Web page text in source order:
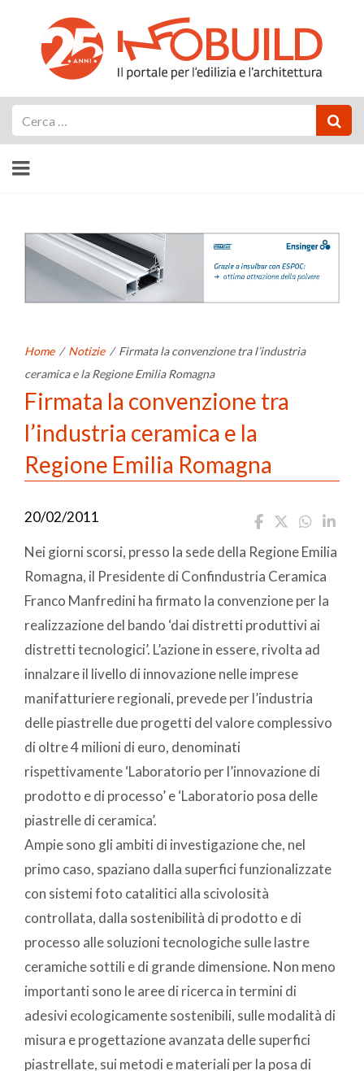
Home / Notizie / Firmata la convenzione tra l’industria
ceramica e la Regione Emilia Romagna
Firmata la convenzione tra
l’industria ceramica e la
Regione Emilia Romagna
20/02/2011
Nei giorni scorsi, presso la sede della Regione Emilia
Romagna, il Presidente di Confindustria Ceramica
Franco Manfredini ha firmato la convenzione per la
realizzazione del bando ‘dai distretti produttivi ai
distretti tecnologici’. L’azione in essere, rivolta ad
innalzare il livello di innovazione nelle imprese
manifatturiere regionali, prevede per l’industria
delle piastrelle due progetti del valore complessivo
di oltre 4 milioni di euro, denominati
rispettivamente ‘Laboratorio per l’innovazione di
prodotto e di processo’ e ‘Laboratorio posa delle
piastrelle di ceramica’.
Ampie sono gli ambiti di investigazione che, nel
primo caso, spaziano dalla superfici funzionalizzate
con sistemi foto catalitici alla scivolosità
controllata, dalla sostenibilità di prodotto e di
processo alle soluzioni tecnologiche sulle lastre
ceramiche sottili e di grande dimensione. Non meno
importanti sono le aree di ricerca in termini di
adesivi ecologicamente sostenibili, sulle modalità di
misura e progettazione avanzata delle superfici
piastrellate, sui metodi e materiali per la posa di